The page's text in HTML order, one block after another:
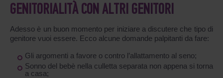
GENITORIALITÀ CON ALTRI GENITORI
Adesso è un buon momento per iniziare a discutere che tipo di
genitore vuoi essere. Ecco alcune domande palpitanti da fare:
Gli argomenti a favore o contro l’allattamento al seno;
Sonno del bebè nella culletta separata non appena si torna
a casa;